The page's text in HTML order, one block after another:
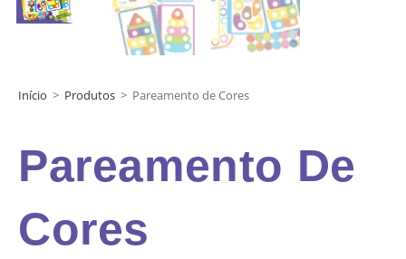
Início > Produtos > Pareamento de Cores
Pareamento De
Cores